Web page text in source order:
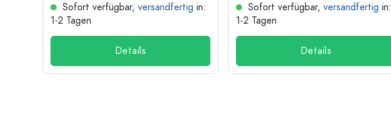
Sofort verfügbar, versandfertig in:
1-2 Tagen
Details
Sofort verfügbar, versandfertig in:
1-2 Tagen
Details